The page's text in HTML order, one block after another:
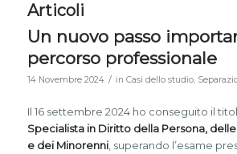
Articoli
Un nuovo passo
percorso professionale
14 Novembre 2024 / in Casi dello studio,
Il 16 settembre 2024 ho conseguito il
Specialista in Diritto della Persona,
e dei Minorenni, superando l’esame